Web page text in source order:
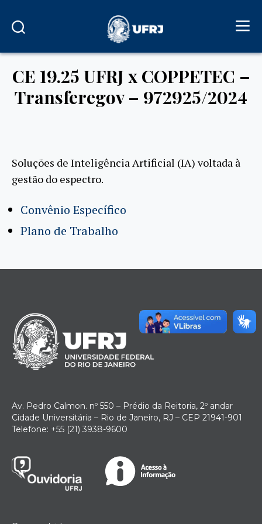
CE 19.25 UFRJ x COPPETEC –
Transferegov – 972925/2024
Soluções de Inteligência Artificial (IA) voltada à
gestão do espectro.
Convênio Específico
Plano de Trabalho
Av. Pedro Calmon. nº 550 – Prédio da Reitoria, 2º andar
Cidade Universitária – Rio de Janeiro, RJ – CEP 21941-901
Telefone: +55 (21) 3938-9600